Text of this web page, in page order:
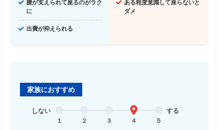
腰が支えられて座るのがラク
に
出費が抑えられる
ある程度意識して座らないと
ダメ
家族におすすめ
しない
１ ２ ３ ４ ５
する